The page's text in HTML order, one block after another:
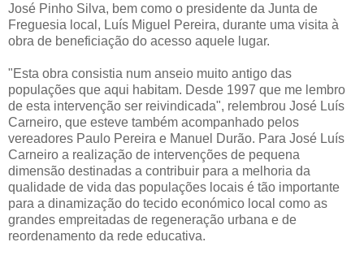
José Pinho Silva, bem como o presidente da Junta de
Freguesia local, Luís Miguel Pereira, durante uma visita à
obra de beneficiação do acesso aquele lugar.
"Esta obra consistia num anseio muito antigo das
populações que aqui habitam. Desde 1997 que me lembro
de esta intervenção ser reivindicada", relembrou José Luís
Carneiro, que esteve também acompanhado pelos
vereadores Paulo Pereira e Manuel Durão. Para José Luís
Carneiro a realização de intervenções de pequena
dimensão destinadas a contribuir para a melhoria da
qualidade de vida das populações locais é tão importante
para a dinamização do tecido económico local como as
grandes empreitadas de regeneração urbana e de
reordenamento da rede educativa.